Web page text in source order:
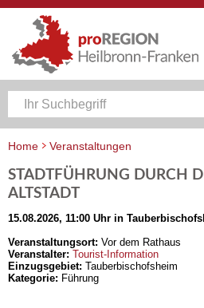
Home
Veranstaltungen
STADTFÜHRUNG DURCH
ALTSTADT
15.08.2026, 11:00 Uhr in
Veranstaltungsort: Vor dem Rathaus
Veranstalter: Tourist-Information
Einzugsgebiet: Tauberbischofsheim
Kategorie: Führung